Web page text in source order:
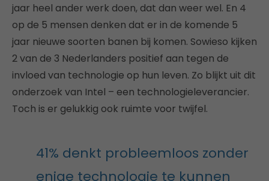
jaar heel ander werk doen, dat dan weer wel. En 4
op de 5 mensen denken dat er in de komende 5
jaar nieuwe soorten banen bij komen. Sowieso kijken
2 van de 3 Nederlanders positief aan tegen de
invloed van technologie op hun leven. Zo blijkt uit dit
onderzoek van Intel – een technologieleverancier.
Toch is er gelukkig ook ruimte voor twijfel.
41% denkt probleemloos zonder
enige technologie te kunnen